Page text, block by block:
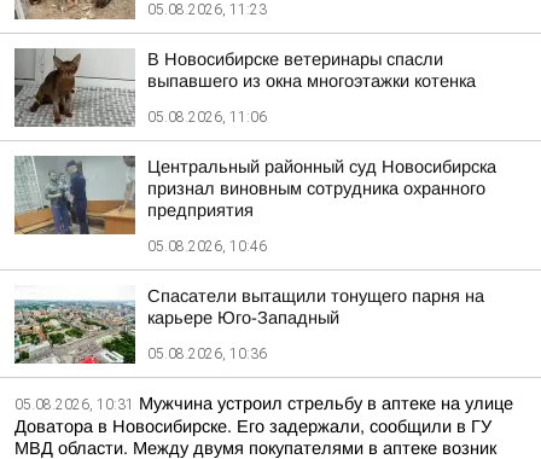
05.08.2026, 11:23
В Новосибирске ветеринары спасли
выпавшего из окна многоэтажки котенка
05.08.2026, 11:06
Центральный районный суд Новосибирска
признал виновным сотрудника охранного
предприятия
05.08.2026, 10:46
Спасатели вытащили тонущего парня на
карьере Юго-Западный
05.08.2026, 10:36
05.08.2026, 10:31
Мужчина устроил стрельбу в аптеке на улице
Доватора в Новосибирске. Его задержали, сообщили в ГУ
МВД области. Между двумя покупателями в аптеке возник